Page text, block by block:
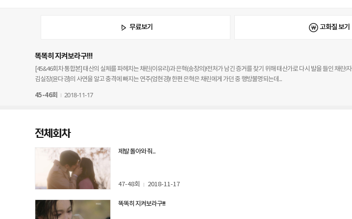
무료보기 고화질 보기
똑똑히 지켜보라구!!!
[45&46회차 통합본] 태산의 실체를 파헤치는 채린(이유리)과 은혁(송창의)!전처가 남긴 증거를 찾기 위해 태산가로 다시 발을 들인 채린!
김실장(윤다경)의 사연을 알고 충격에 빠지는 연주(엄현경)! 한편 은혁은 채린에게 가던 중 행방불명되는데...
45-46회 2018-11-17
전체회차
제발 돌아와 줘...
47-48회 2018-11-17
똑똑히 지켜보라구!!!